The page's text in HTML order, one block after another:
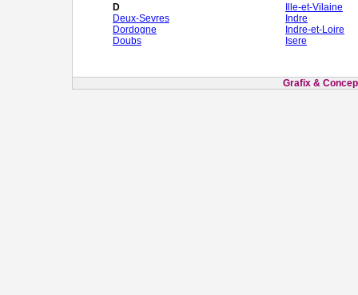
D
Deux-Sevres
Dordogne
Doubs
Ille-et-Vilaine
Indre
Indre-et-Loire
Isere
Grafix &